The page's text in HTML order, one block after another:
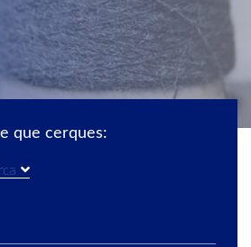
que cerques: